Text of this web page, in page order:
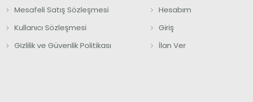
Mesafeli Satış Sözleşmesi
Kullanıcı Sözleşmesi
Gizlilik ve Güvenlik Politikası
Hesabım
Giriş
İlan Ver